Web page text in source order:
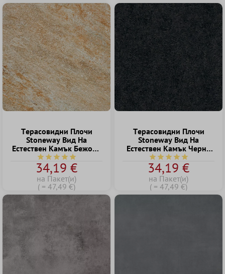
Tерасовидни Плочи
Stoneway Bид Hа
Eстествен Kамък Бежово
60x60cm
Средна оценка за 5 от 5 звезди
34,19 €
на Пакет(и)
( = 47,49 €)
Tерасовидни Плочи
Stoneway Bид Hа
Eстествен Kамък Черно
60x60cm
Средна оценка за 5
34,19 €
на Пакет(и)
( = 47,49 €)